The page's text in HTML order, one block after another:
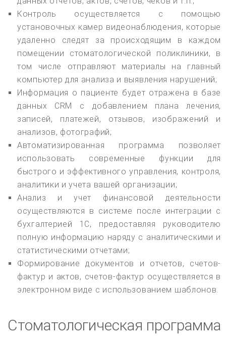
Контроль осуществляется с помощью
установочных камер видеонаблюдения, которые
удаленно следят за происходящим в каждом
помещении стоматологической поликлиники, в
том числе отправляют материалы на главный
компьютер для анализа и выявления нарушений;
Информация о пациенте будет отражена в базе
данных CRM с добавлением плана лечения,
записей, платежей, отзывов, изображений и
анализов, фотографий;
Автоматизированная программа позволяет
использовать современные функции для
быстрого и эффективного управления, контроля,
аналитики и учета вашей организации;
Анализ и учет финансовой деятельности
осуществляются в системе после интеграции с
бухгалтерией 1С, предоставляя руководителю
полную информацию наряду с аналитическими и
статистическими отчетами;
Формирование документов и отчетов, счетов-
фактур и актов, счетов-фактур осуществляется в
электронном виде с использованием шаблонов.
Стоматологическая программа